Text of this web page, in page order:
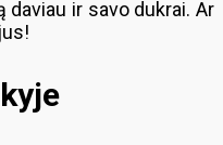
ir savo dukrai. Ar